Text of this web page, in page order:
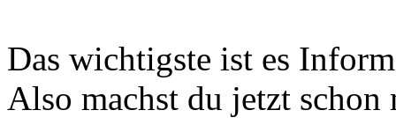
Das wichtigste ist es
Also machst du jetzt